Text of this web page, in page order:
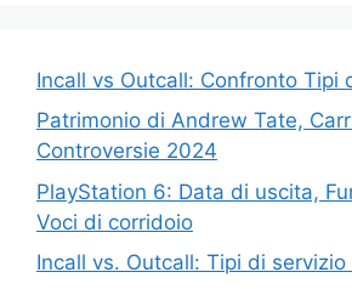
Incall vs Outcall: Confronto Tipi
Patrimonio di Andrew Tate,
Controversie 2024
PlayStation 6: Data di uscita,
Voci di corridoio
Incall vs. Outcall: Tipi di